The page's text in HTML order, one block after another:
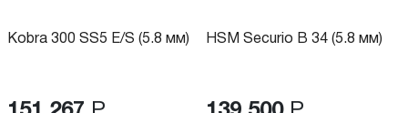
Kobra 300 SS5 E/S (5.8 мм) HSM Securio B 34 (5.8 мм)